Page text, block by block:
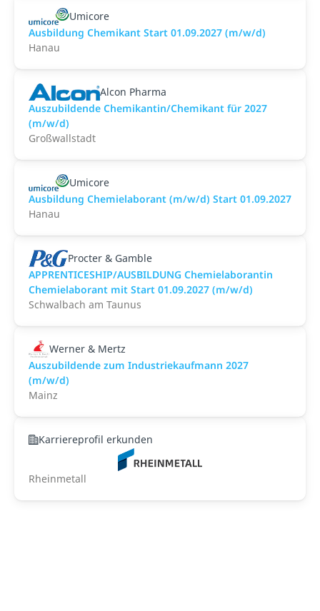
Umicore
Ausbildung Chemikant Start 01.09.2027 (m/w/d)
Hanau
Alcon Pharma
Auszubildende Chemikantin/Chemikant für 2027
(m/w/d)
Großwallstadt
Umicore
Ausbildung Chemielaborant (m/w/d) Start 01.09.2027
Hanau
Procter & Gamble
APPRENTICESHIP/AUSBILDUNG Chemielaborantin
Chemielaborant mit Start 01.09.2027 (m/w/d)
Schwalbach am Taunus
Werner & Mertz
Auszubildende zum Industriekaufmann 2027
(m/w/d)
Mainz
Karriereprofil erkunden
Rheinmetall